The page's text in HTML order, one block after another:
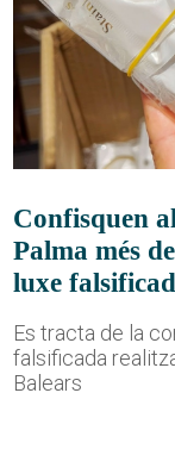
Confisquen
Palma més
luxe
Es tracta de la
falsificada
Balears